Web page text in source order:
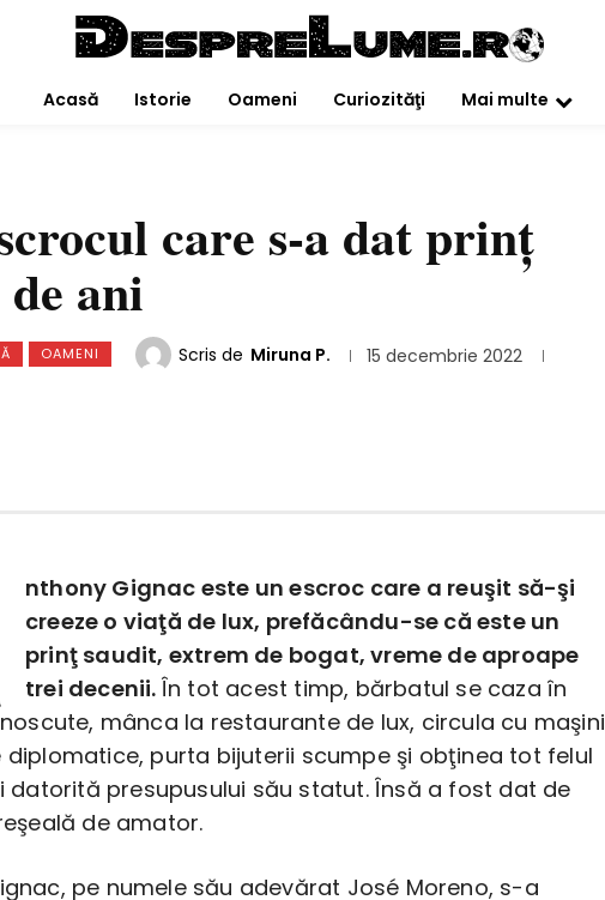
Acasă Istorie Oameni Curiozităţi Mai multe
care s-a dat prinţ
ani
OAMENI Scris de Miruna P.
15 decembrie 2022
nthony Gignac este un escroc care a reuşit să-şi
creeze o viaţă de lux, prefăcându-se că este un
prinţ saudit, extrem de bogat, vreme de aproape
trei decenii. În tot acest timp, bărbatul se caza în
mânca la restaurante de lux, circula cu maşini
diplomatice, purta bijuterii scumpe şi obţinea tot felul
datorită presupusului său statut. Însă a fost dat de
de amator.
pe numele său adevărat José Moreno, s-a